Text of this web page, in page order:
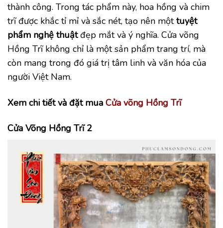
thành công. Trong tác phẩm này, hoa hồng và chim
trĩ được khắc tỉ mỉ và sắc nét, tạo nên mộttuyệt
phẩm nghệ thuậtđẹp mắt và ý nghĩa. Cửa võng
Hồng Trĩ không chỉ là một sản phẩm trang trí, mà
còn mang trong đó giá trị tâm linh và văn hóa của
người Việt Nam.
Xem chi tiết và đặt mua Cửa võng Hồng Trĩ
Cửa Võng Hồng Trĩ 2